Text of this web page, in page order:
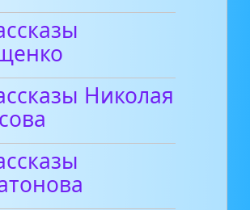
Николая